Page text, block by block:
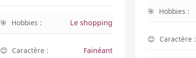
Hobbies : Le shopping
Caractère : Fainéant
Hobbies :
Caractère :